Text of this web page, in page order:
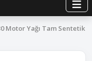
Motor Yağı Tam Sentetik